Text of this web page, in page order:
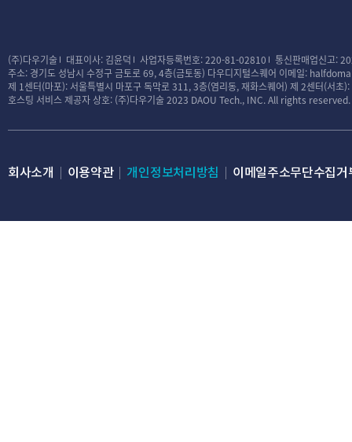
(주)다우기술 대표이사: 김윤덕 사업자등록번호: 220-81-02810
통신판매업신고:
주소: 경기도 성남시 수정구 금토로 69, 4층(금토동) 다우디지털스퀘어 이메일:
제 1센터(마포): 서울특별시 마포구 독막로 311, 3층(염리동, 재화스퀘어) 제 2센터(서초
호스팅 서비스 제공자 상호: (주)다우기술2023 DAOU Tech., INC. All rights reserved.
회사소개 이용약관 개인정보처리방침 이메일주소무단수집거